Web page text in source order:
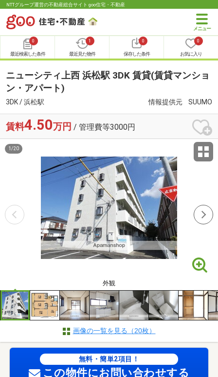
NTTグループ運営の不動産総合サイト goo住宅・不動産
0
最近検索した条件
1
最近見た物件
0
保存した条件
0
お気に入り
ニューシティ上西 浜松駅 3DK 賃貸(賃貸マンショ
ン・アパート)
3DK / 浜松駅 情報提供元 SUUMO
賃料4.50万円 / 管理費等3000円
外観
1 /20
画像の一覧を見る（20枚）
無料・簡単2項目！
この物件にお問い合わせする